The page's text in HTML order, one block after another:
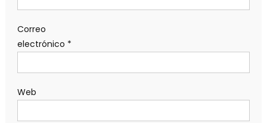
Correo
electrónico *
Web